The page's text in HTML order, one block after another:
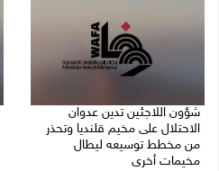
شؤون اللاجئين تدين عدوان
الاحتلال على مخيم قلنديا وتحذر
من مخطط توسيعه ليطال
مخيمات أخرى